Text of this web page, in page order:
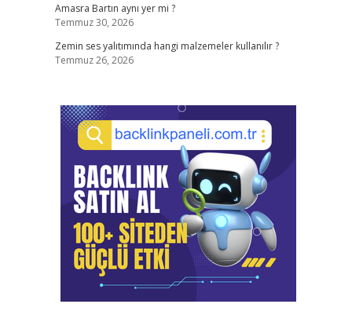
Amasra Bartın aynı yer mi ?
Temmuz 30, 2026
Zemin ses yalıtımında hangi malzemeler kullanılır ?
Temmuz 26, 2026